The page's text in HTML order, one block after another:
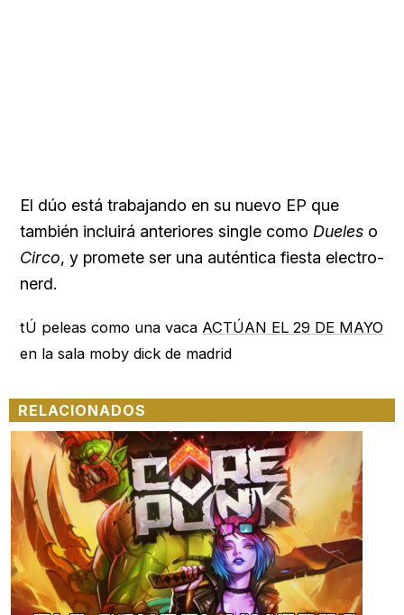
El dúo está trabajando en su nuevo EP que
también incluirá anteriores single como Dueles o
Circo, y promete ser una auténtica fiesta electro-
nerd.
tÚ peleas como una vaca ACTÚAN EL 29 DE MAYO
en la sala moby dick de madrid
RELACIONADOS